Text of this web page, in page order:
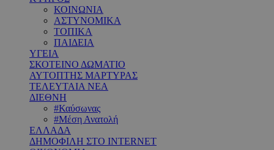
ΚΟΙΝΩΝΙΑ
ΑΣΤΥΝΟΜΙΚΑ
ΤΟΠΙΚΑ
ΠΑΙΔΕΙΑ
ΥΓΕΙΑ
ΣΚΟΤΕΙΝΟ ΔΩΜΑΤΙΟ
ΑΥΤΟΠΤΗΣ ΜΑΡΤΥΡΑΣ
ΤΕΛΕΥΤΑΙΑ ΝΕΑ
ΔΙΕΘΝΗ
#Καύσωνας
#Μέση Ανατολή
ΕΛΛΑΔΑ
ΔΗΜΟΦΙΛΗ ΣΤΟ INTERNET